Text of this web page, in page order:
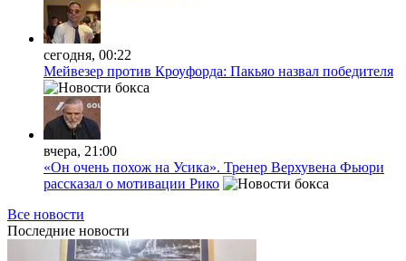
сегодня, 00:22
Мейвезер против Кроуфорда: Пакьяо назвал победителя
вчера, 21:00
«Он очень похож на Усика». Тренер Верхувена Фьюри
рассказал о мотивации Рико
Все новости
Последние новости